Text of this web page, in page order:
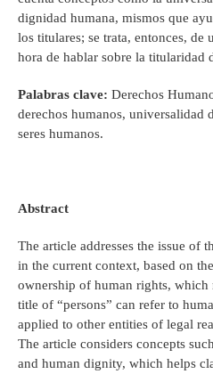
dignidad humana, mismos que
los titulares; se trata, entonces, de
hora de hablar sobre la titularidad
Palabras clave: Derechos
derechos humanos, universalidad
seres humanos.
Abstract
The article addresses the issue of
in the current context, based on
ownership of human rights, which
title of “persons” can refer to
applied to other entities of legal
The article considers concepts
and human dignity, which helps